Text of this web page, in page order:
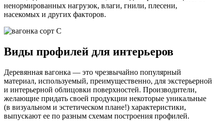
ненормированных нагрузок, влаги, гнили, плесени,
насекомых и других факторов.
Виды профилей для интерьеров
Деревянная вагонка — это чрезвычайно популярный
материал, используемый, преимущественно, для экстерьерной
и интерьерной облицовки поверхностей. Производители,
желающие придать своей продукции некоторые уникальные
(в визуальном и эстетическом плане!) характеристики,
выпускают ее по разным схемам построения профилей.